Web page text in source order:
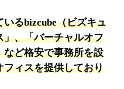
るbizcube（ビズキュ
」、「バーチャルオフ
など格安で事務所を設
フィスを提供しており